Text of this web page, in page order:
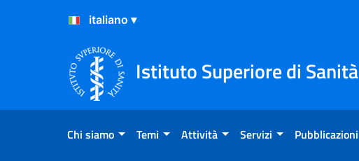
Salta al Contenuto
Salta al Footer
Istituto Superiore di Sanità
Chi siamo Temi Attività Servizi Pubblicazioni